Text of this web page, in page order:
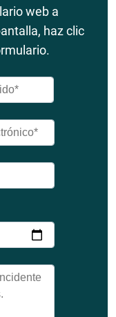
web a
haz clic